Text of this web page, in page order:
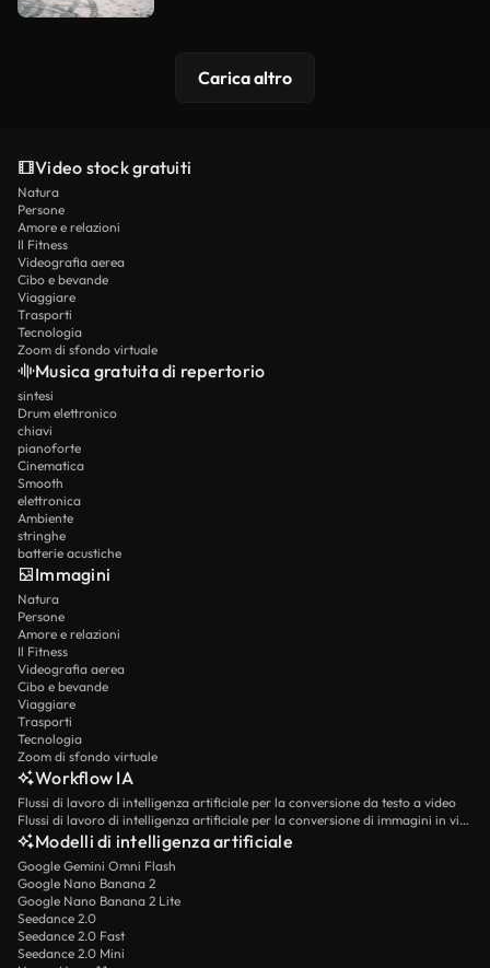
Carica altro
Video stock gratuiti
Natura
Persone
Amore e relazioni
Il Fitness
Videografia aerea
Cibo e bevande
Viaggiare
Trasporti
Tecnologia
Zoom di sfondo virtuale
Musica gratuita di repertorio
sintesi
Drum elettronico
chiavi
pianoforte
Cinematica
Smooth
elettronica
Ambiente
stringhe
batterie acustiche
Immagini
Natura
Persone
Amore e relazioni
Il Fitness
Videografia aerea
Cibo e bevande
Viaggiare
Trasporti
Tecnologia
Zoom di sfondo virtuale
Workflow IA
Flussi di lavoro di intelligenza artificiale per la conversione da testo a video
Flussi di lavoro di intelligenza artificiale per la conversione di immagini in video
Modelli di intelligenza artificiale
Google Gemini Omni Flash
Google Nano Banana 2
Google Nano Banana 2 Lite
Seedance 2.0
Seedance 2.0 Fast
Seedance 2.0 Mini